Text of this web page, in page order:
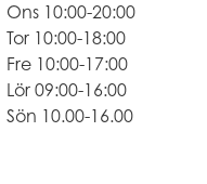
Ons 10:00-20:00
Tor 10:00-18:00
Fre 10:00-17:00
Lör 09:00-16:00
Sön 10.00-16.00